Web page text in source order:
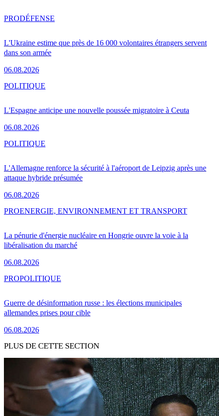
L'Ukraine estime que près de 16 000 volontaires étrangers servent
dans son armée
06.08.2026
PRODÉFENSE
L'Espagne anticipe une nouvelle poussée migratoire à Ceuta
06.08.2026
POLITIQUE
L'Allemagne renforce la sécurité à l'aéroport de Leipzig après une
attaque hybride présumée
06.08.2026
POLITIQUE
La pénurie d'énergie nucléaire en Hongrie ouvre la voie à la
libéralisation du marché
06.08.2026
PROENERGIE, ENVIRONNEMENT ET TRANSPORT
Guerre de désinformation russe : les élections municipales
allemandes prises pour cible
06.08.2026
PROPOLITIQUE
PLUS DE CETTE SECTION